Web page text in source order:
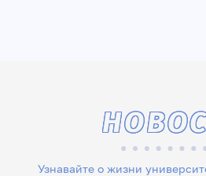
Узнавайте о жизни